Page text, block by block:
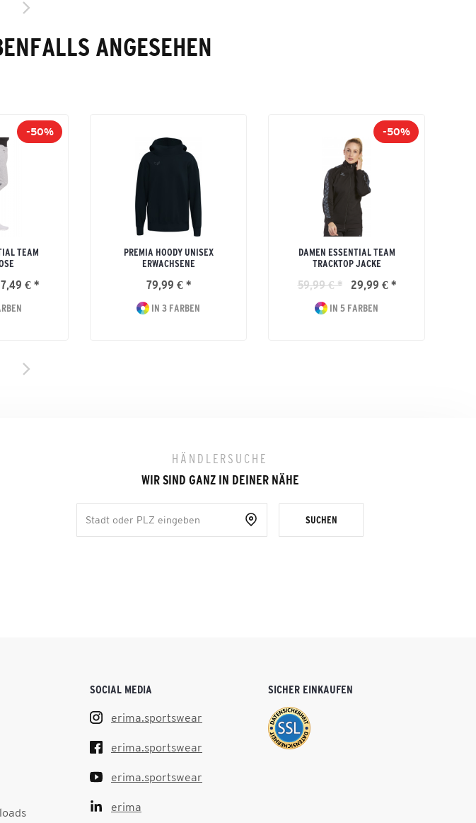
ANGESEHEN
-50%
TEAM
€ *
PREMIA HOODY UNISEX
ERWACHSENE
79,99 € *
IN 3 FARBEN
-50%
DAMEN ESSENTIAL TEAM
TRACKTOP JACKE
59,99 € * 29,99 € *
IN 5 FARBEN
HÄNDLERSUCHE
WIR SIND GANZ IN DEINER NÄHE
SUCHEN
SOCIAL MEDIA
erima.sportswear
erima.sportswear
erima.sportswear
erima
SICHER EINKAUFEN